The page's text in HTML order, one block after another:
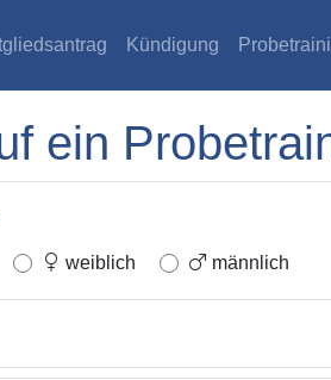
Kündigung
ein
weiblich männlich